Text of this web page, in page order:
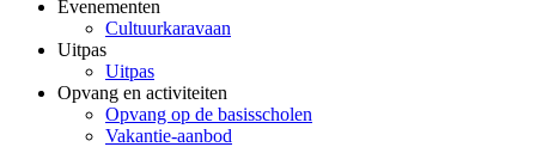
Evenementen
Cultuurkaravaan
Uitpas
Uitpas
Opvang en activiteiten
Opvang op de basisscholen
Vakantie-aanbod